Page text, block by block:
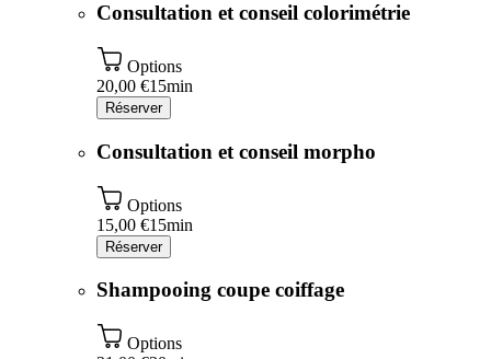
Consultation et conseil colorimétrie
Options
20,00 €15min
Réserver
Consultation et conseil morpho
Options
15,00 €15min
Réserver
Shampooing coupe coiffage
Options